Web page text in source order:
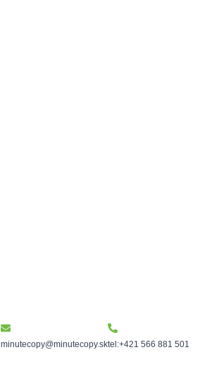
minutecopy@minutecopy.sktel:+421 566 881 501